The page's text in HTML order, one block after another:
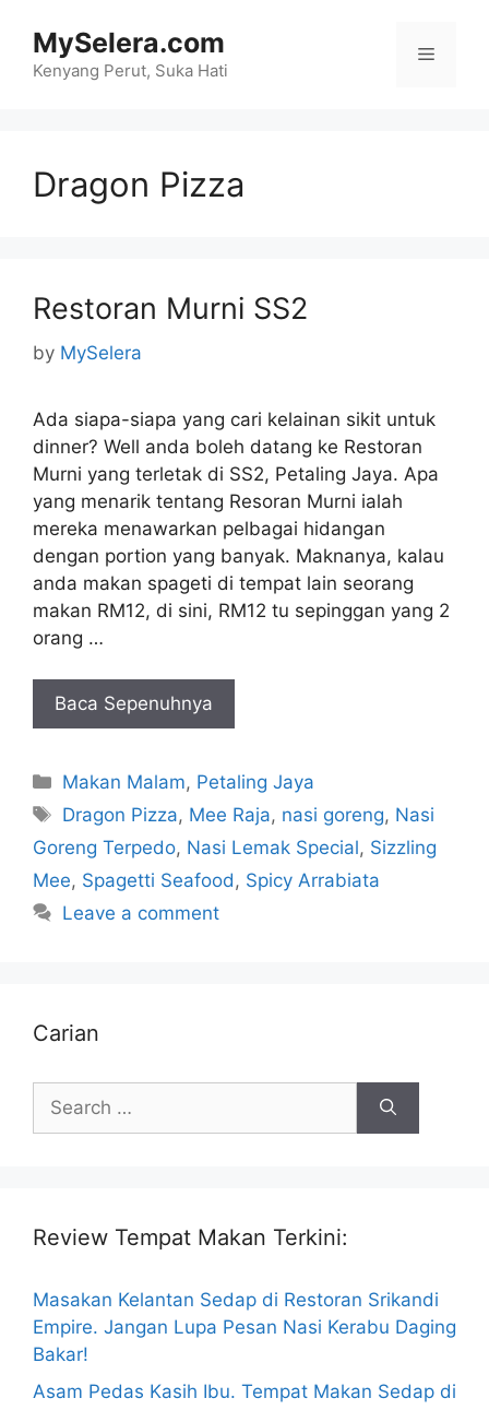
content
MySelera.com
Kenyang Perut, Suka Hati
Menu
Dragon Pizza
Restoran Murni SS2
by MySelera
Ada siapa-siapa yang cari kelainan sikit untuk
dinner? Well anda boleh datang ke Restoran
Murni yang terletak di SS2, Petaling Jaya. Apa
yang menarik tentang Resoran Murni ialah
mereka menawarkan pelbagai hidangan
dengan portion yang banyak. Maknanya, kalau
anda makan spageti di tempat lain seorang
makan RM12, di sini, RM12 tu sepinggan yang 2
orang …
Baca Sepenuhnya
Categories
Makan Malam, Petaling Jaya
Tags
Dragon Pizza, Mee Raja, nasi goreng, Nasi
Goreng Terpedo, Nasi Lemak Special, Sizzling
Mee, Spagetti Seafood, Spicy Arrabiata
Leave a comment
Carian
Search
for:
Review Tempat Makan Terkini:
Masakan Kelantan Sedap di Restoran Srikandi
Empire. Jangan Lupa Pesan Nasi Kerabu Daging
Bakar!
Asam Pedas Kasih Ibu. Tempat Makan Sedap di